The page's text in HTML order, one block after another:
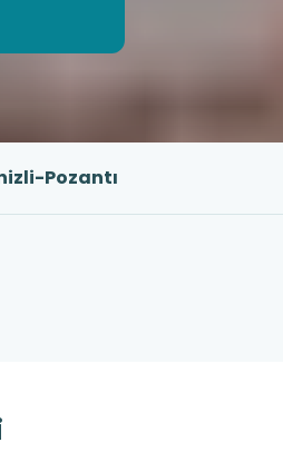
Pozantı